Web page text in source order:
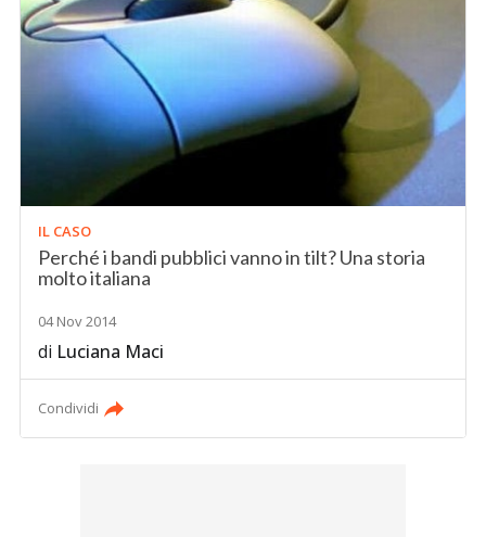
IL CASO
Perché i bandi pubblici vanno in tilt? Una storia
molto italiana
04 Nov 2014
di Luciana Maci
Condividi